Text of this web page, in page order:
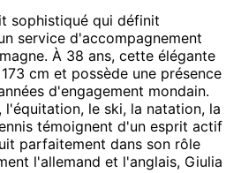
sophistiqué qui définit
service d'accompagnement
À 38 ans, cette élégante
cm et possède une présence
d'engagement mondain.
l'équitation, le ski, la natation, la
témoignent d'un esprit actif
parfaitement dans son rôle
l'allemand et l'anglais, Giulia